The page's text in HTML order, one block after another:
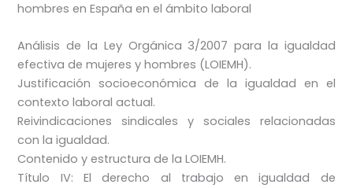
hombres en España en el ámbito laboral
Análisis de la Ley Orgánica 3/2007 para la igualdad
efectiva de mujeres y hombres (LOIEMH).
Justificación socioeconómica de la igualdad en el
contexto laboral actual.
Reivindicaciones sindicales y sociales relacionadas
con la igualdad.
Contenido y estructura de la LOIEMH.
Título IV: El derecho al trabajo en igualdad de